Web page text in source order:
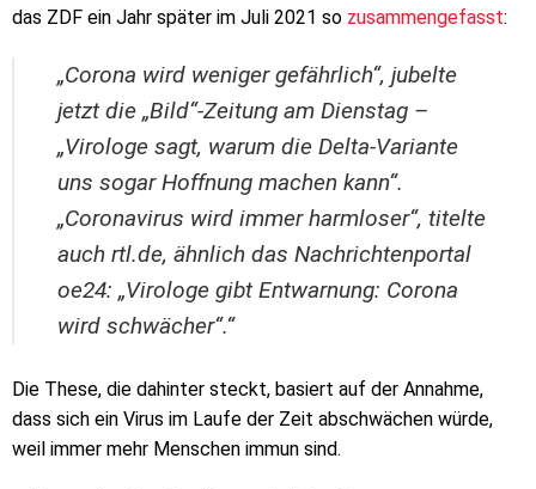
das ZDF ein Jahr später im Juli 2021 so zusammengefasst:
„Corona wird weniger gefährlich“, jubelte
jetzt die „Bild“-Zeitung am Dienstag –
„Virologe sagt, warum die Delta-Variante
uns sogar Hoffnung machen kann“.
„Coronavirus wird immer harmloser“, titelte
auch rtl.de, ähnlich das Nachrichtenportal
oe24: „Virologe gibt Entwarnung: Corona
wird schwächer“.“
Die These, die dahinter steckt, basiert auf der Annahme,
dass sich ein Virus im Laufe der Zeit abschwächen würde,
weil immer mehr Menschen immun sind.